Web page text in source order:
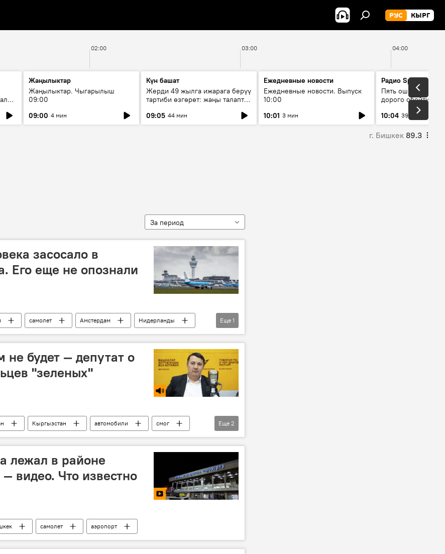
РУС КЫРГ
02:00 03:00 04:00
Жаңылыктар
Жаңылыктар. Чыгарылыш
09:00
09:00 4 мин
Күн башат
Жерди 49 жылга ижарага берүү
тартиби өзгөрөт: жаңы талаптар
09:05 44 мин
Ежедневные новости
Ежедневные новости. Выпуск
10:00
10:01 3 мин
Радио Sputnik
Пять ошибок
дорого обойтись
10:04 39 мин
г. Бишкек 89.3
За период
засосало в
Его еще не опознали
самолет Амстердам
Нидерланды
Еще 1
будет — депутат о
"зеленых"
Кыргызстан автомобили
смог
Еще 2
лежал в районе
видео. Что известно
самолет аэропорт